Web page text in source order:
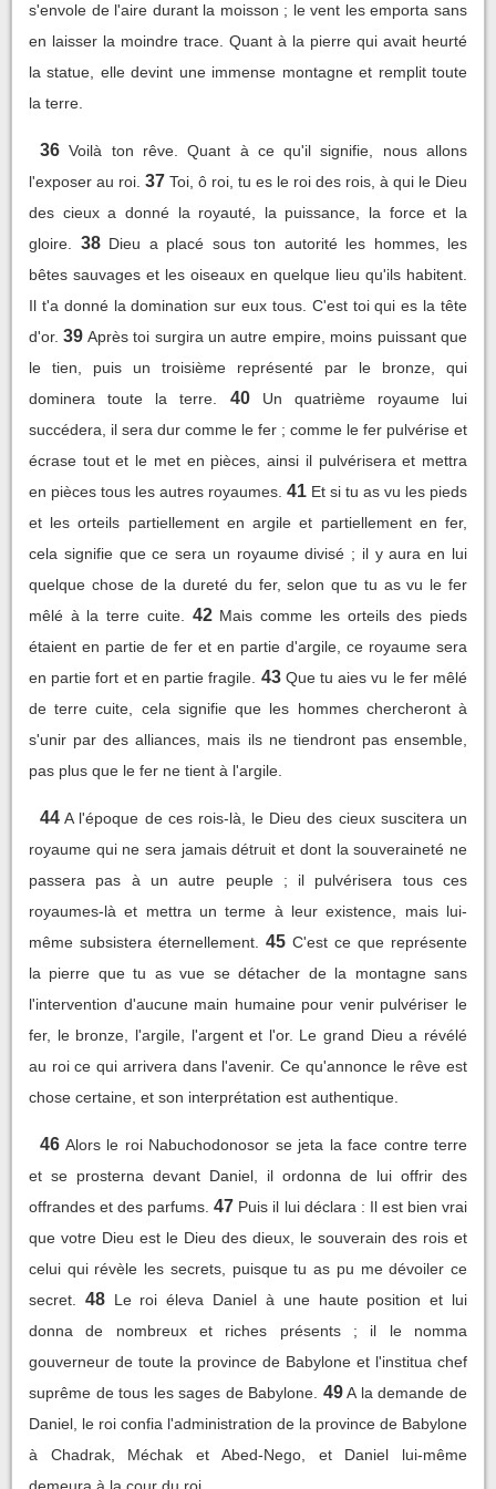
s'envole de l'aire durant la moisson ; le vent les emporta sans
en laisser la moindre trace. Quant à la pierre qui avait heurté
la statue, elle devint une immense montagne et remplit toute
la terre.
36 Voilà ton rêve. Quant à ce qu'il signifie, nous allons
l'exposer au roi. 37 Toi, ô roi, tu es le roi des rois, à qui le Dieu
des cieux a donné la royauté, la puissance, la force et la
gloire.
38 Dieu a placé sous ton autorité les hommes, les
bêtes sauvages et les oiseaux en quelque lieu qu'ils habitent.
Il t'a donné la domination sur eux tous. C'est toi qui es la tête
d'or. 39 Après toi surgira un autre empire, moins puissant que
le tien, puis un troisième représenté par le bronze, qui
dominera toute la terre.
40
Un quatrième royaume lui
succédera, il sera dur comme le fer ; comme le fer pulvérise et
écrase tout et le met en pièces, ainsi il pulvérisera et mettra
en pièces tous les autres royaumes. 41 Et si tu as vu les pieds
et les orteils partiellement en argile et partiellement en fer,
cela signifie que ce sera un royaume divisé ; il y aura en lui
quelque chose de la dureté du fer, selon que tu as vu le fer
mêlé à la terre cuite.
42 Mais comme les orteils des pieds
étaient en partie de fer et en partie d'argile, ce royaume sera
en partie fort et en partie fragile. 43 Que tu aies vu le fer mêlé
de terre cuite, cela signifie que les hommes chercheront à
s'unir par des alliances, mais ils ne tiendront pas ensemble,
pas plus que le fer ne tient à l'argile.
44 A l'époque de ces rois-là, le Dieu des cieux suscitera un
royaume qui ne sera jamais détruit et dont la souveraineté ne
passera pas à un autre peuple ; il pulvérisera tous ces
royaumes-là et mettra un terme à leur existence, mais lui-
même subsistera éternellement.
45 C'est ce que représente
la pierre que tu as vue se détacher de la montagne sans
l'intervention d'aucune main humaine pour venir pulvériser le
fer, le bronze, l'argile, l'argent et l'or. Le grand Dieu a révélé
au roi ce qui arrivera dans l'avenir. Ce qu'annonce le rêve est
chose certaine, et son interprétation est authentique.
46 Alors le roi Nabuchodonosor se jeta la face contre terre
et se prosterna devant Daniel, il ordonna de lui offrir des
offrandes et des parfums. 47 Puis il lui déclara : Il est bien vrai
que votre Dieu est le Dieu des dieux, le souverain des rois et
celui qui révèle les secrets, puisque tu as pu me dévoiler ce
secret.
48 Le roi éleva Daniel à une haute position et lui
donna de nombreux et riches présents ; il le nomma
gouverneur de toute la province de Babylone et l'institua chef
suprême de tous les sages de Babylone. 49 A la demande de
Daniel, le roi confia l'administration de la province de Babylone
à Chadrak, Méchak et Abed-Nego, et Daniel lui-même